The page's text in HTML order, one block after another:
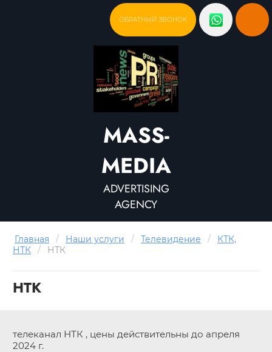
ОБРАТНЫЙ ЗВОНОК
MASS-
MEDIA
ADVERTISING
AGENCY
Главная / Наши услуги / Телевидение /
КТК,
НТК
/ НТК
НТК
телеканал НТК , цены действительны до апреля
2024 г.